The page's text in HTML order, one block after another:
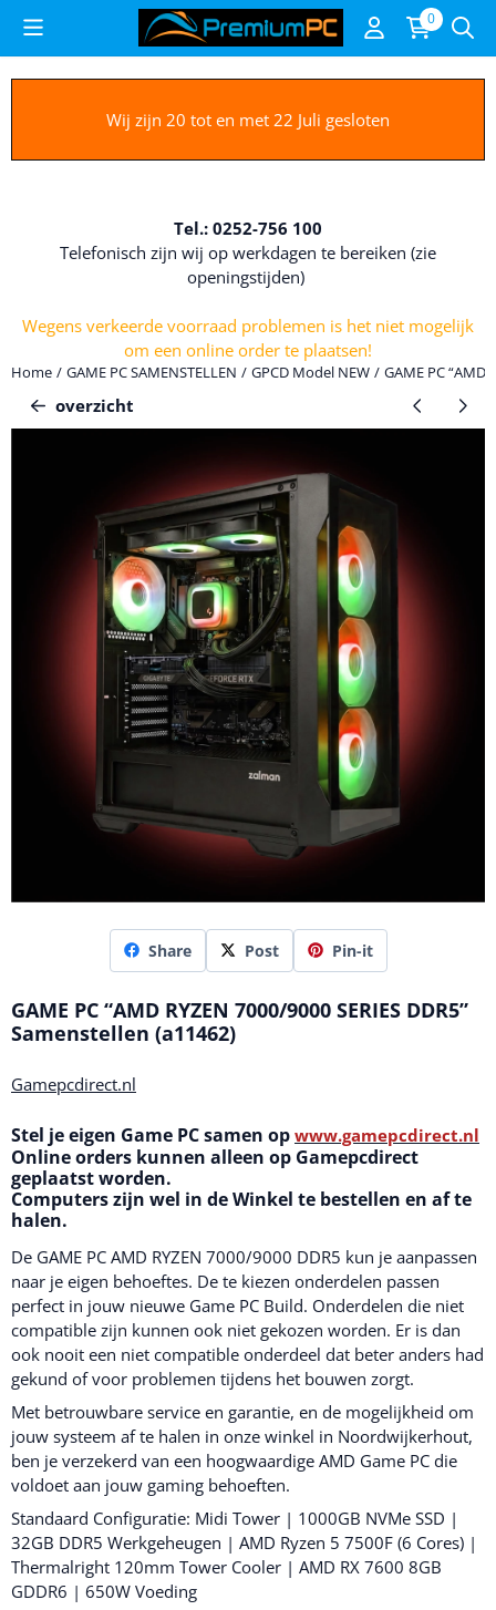
Cookievoorkeuren zijn beschikbaar. Kies instellingen of sta alle
0
Wij zijn 20 tot en met 22 Juli gesloten
Tel.: 0252-756 100
Telefonisch zijn wij op werkdagen te bereiken (zie
openingstijden)
Wegens verkeerde voorraad problemen is het niet mogelijk
om een online order te plaatsen!
Home / GAME PC SAMENSTELLEN / GPCD Model NEW / GAME PC “AMD
overzicht
Share Post Pin-it
GAME PC “AMD RYZEN 7000/9000 SERIES DDR5”
Samenstellen (a11462)
Gamepcdirect.nl
Stel je eigen Game PC samen op www.gamepcdirect.nl
Online orders kunnen alleen op Gamepcdirect
geplaatst worden.
Computers zijn wel in de Winkel te bestellen en af te
halen.
De GAME PC AMD RYZEN 7000/9000 DDR5 kun je aanpassen
naar je eigen behoeftes. De te kiezen onderdelen passen
perfect in jouw nieuwe Game PC Build. Onderdelen die niet
compatible zijn kunnen ook niet gekozen worden. Er is dan
ook nooit een niet compatible onderdeel dat beter anders had
gekund of voor problemen tijdens het bouwen zorgt.
Met betrouwbare service en garantie, en de mogelijkheid om
jouw systeem af te halen in onze winkel in Noordwijkerhout,
ben je verzekerd van een hoogwaardige AMD Game PC die
voldoet aan jouw gaming behoeften.
Standaard Configuratie: Midi Tower | 1000GB NVMe SSD |
32GB DDR5 Werkgeheugen | AMD Ryzen 5 7500F (6 Cores) |
Thermalright 120mm Tower Cooler | AMD RX 7600 8GB
GDDR6 | 650W Voeding